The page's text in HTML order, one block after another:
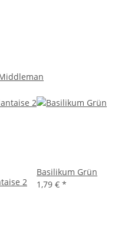
2
Basilikum Grün
1,79 € *